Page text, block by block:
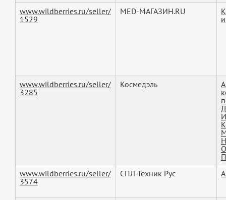
www.wildberries.ru/seller/
1529
MED-МАГАЗИН.RU
www.wildberries.ru/seller/
3285
Космедэль
www.wildberries.ru/seller/
3574
СПЛ-Техник Рус